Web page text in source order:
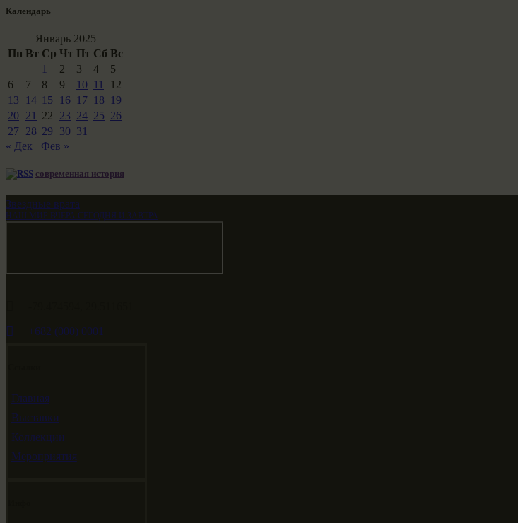
Календарь
Январь 2025
Пн Вт Ср Чт Пт Сб Вс
1
2 3 4
5
6
7 8 9 10 11
12
13
14 15 16 17 18
19
20
21 22 23 24 25 26
27 28 29 30 31
« Дек
Фев »
современная история
Звездные врата
НАШ МИР ВЧЕРА СЕГОДНЯ И ЗАВТРА
+682 (000) 0001
Главная
Выставки
Коллекции
Мероприятия